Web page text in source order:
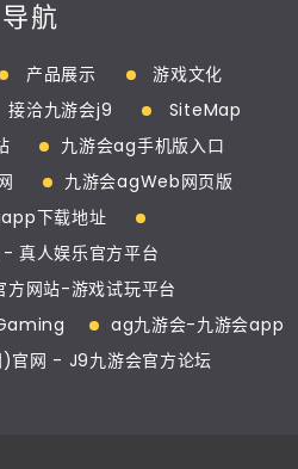
导航
产品展示
游戏文化
接洽九游会j9
SiteMap
九游会ag手机版入口
九游会agWeb网页版
下载地址
真人娱乐官方平台
网站-游戏试玩平台
ag九游会-九游会app
官网 - J9九游会官方论坛